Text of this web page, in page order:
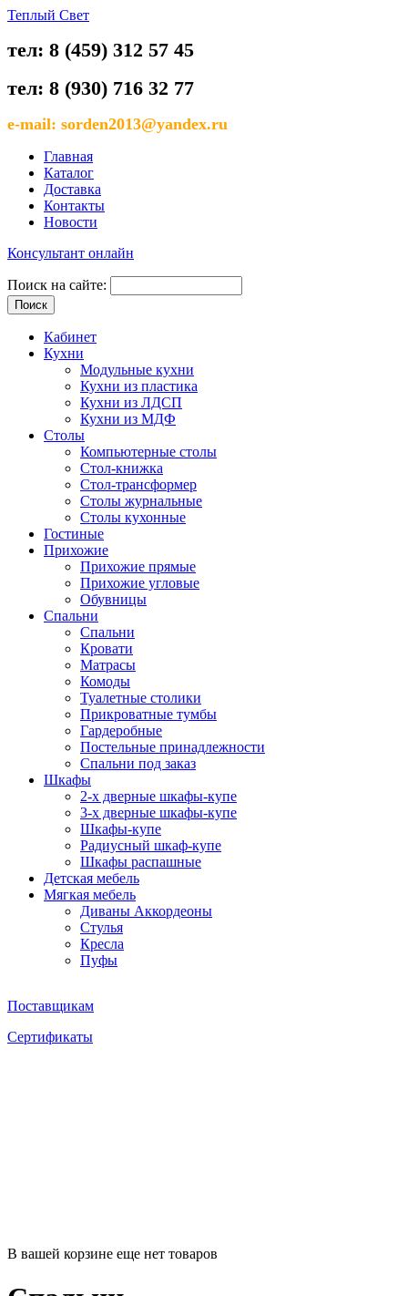
Теплый Свет
тел: 8 (459) 312 57 45
тел: 8 (930) 716 32 77
e-mail: sorden2013@yandex.ru
Главная
Каталог
Доставка
Контакты
Новости
Консультант онлайн
Поиск на сайте:
Кабинет
Кухни
Модульные кухни
Кухни из пластика
Кухни из ЛДСП
Кухни из МДФ
Столы
Компьютерные столы
Стол-книжка
Стол-трансформер
Столы журнальные
Столы кухонные
Гостиные
Прихожие
Прихожие прямые
Прихожие угловые
Обувницы
Спальни
Спальни
Кровати
Матрасы
Комоды
Туалетные столики
Прикроватные тумбы
Гардеробные
Постельные принадлежности
Спальни под заказ
Шкафы
2-х дверные шкафы-купе
3-х дверные шкафы-купе
Шкафы-купе
Радиусный шкаф-купе
Шкафы распашные
Детская мебель
Мягкая мебель
Диваны Аккордеоны
Стулья
Кресла
Пуфы
Поставщикам
Сертификаты
В вашей корзине еще нет товаров